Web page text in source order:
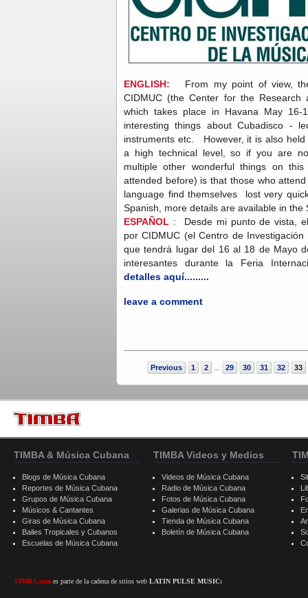
ENGLISH:
From my point of view,
CIDMUC (the Center for the Research
which takes place in Havana May
interesting things about Cubadisco -
instruments etc. However, it is also
a high technical level, so if you are
multiple other wonderful things on
attended before) is that those who
language find themselves lost very
Spanish, more details are available in
ESPAÑOL : Desde mi punto de vista,
por CIDMUC (el Centro de
que tendrá lugar del 16 al 18 de Mayo
interesantes durante la Feria
detalles aquí.........
leave a comment
Previous 1 2 29 30 31 32 33
TIMBA & Música Cubana
Blogs de Música Cubana
Reportes de Música Cubana
Grupos de Música Cubana
Músicos & Cantantes
Giras de Música Cubana
Bailes Tropicales y Cubanos
Escuelas de Música Cubana
TIMBA.com es parte de la cadena de sitios web LATIN PULSE MUSIC:
TIMBA Videos y Medios
Videos de Música Cubana
Radio de Música Cubana
Fotos de Música Cubana
Galerias de Música Cubana
Tienda de Música Cubana
Boletín de Música Cubana